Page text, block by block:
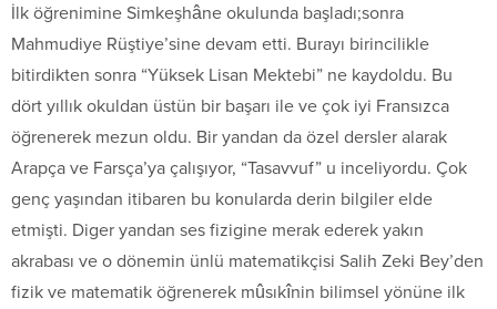
İlk öğrenimine Simkeşhâne okulunda başladı;sonra
Mahmudiye Rüştiye’sine devam etti. Burayı birincilikle
bitirdikten sonra “Yüksek Lisan Mektebi” ne kaydoldu. Bu
dört yıllık okuldan üstün bir başarı ile ve çok iyi Fransızca
öğrenerek mezun oldu. Bir yandan da özel dersler alarak
Arapça ve Farsça’ya çalışıyor, “Tasavvuf” u inceliyordu. Çok
genç yaşından itibaren bu konularda derin bilgiler elde
etmişti. Diger yandan ses fizigine merak ederek yakın
akrabası ve o dönemin ünlü matematikçisi Salih Zeki Bey’den
fizik ve matematik öğrenerek mûsıkînin bilimsel yönüne ilk